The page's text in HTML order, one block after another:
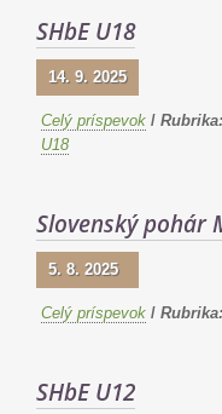
SHbE U18
14. 9. 2025
Celý príspevok / Rubrika:
U18
Slovenský pohár
5. 8. 2025
Celý príspevok / Rubrika:
SHbE U12